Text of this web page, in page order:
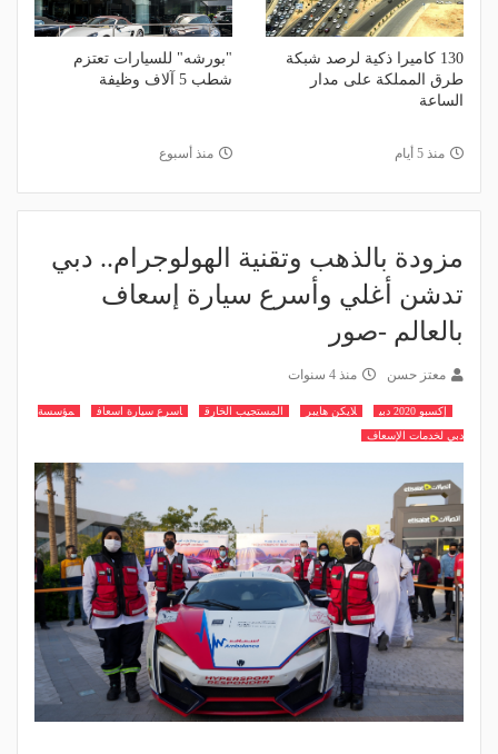
130 كاميرا ذكية لرصد شبكة
طرق المملكة على مدار
الساعة
منذ 5 أيام
"بورشه" للسيارات تعتزم
شطب 5 آلاف وظيفة
منذ أسبوع
مزودة بالذهب وتقنية الهولوجرام.. دبي
تدشن أغلي وأسرع سيارة إسعاف
بالعالم -صور
معتز حسن منذ 4 سنوات
إكسبو 2020 دبي لايكن هايبر المستجيب الخارق اسرع سيارة اسعاف
مؤسسة
دبي لخدمات الإسعاف